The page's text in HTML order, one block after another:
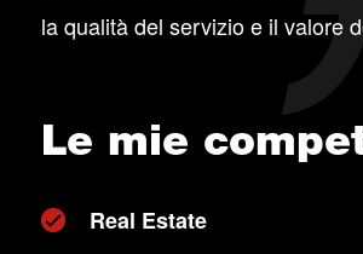
la qualità del servizio e il valore
Le mie
Real Estate